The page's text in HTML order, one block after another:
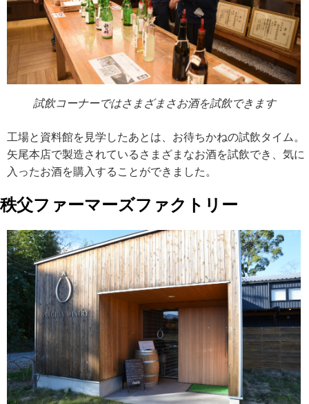
試飲コーナーではさまざまさお酒を試飲できます
工場と資料館を見学したあとは、お待ちかねの試飲タイム。
矢尾本店で製造されているさまざまなお酒を試飲でき、気に
入ったお酒を購入することができました。
秩父ファーマーズファクトリー